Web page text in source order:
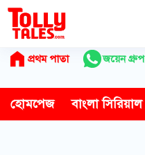
Skip
content
প্রথম পাতা জয়েন গ্রুপ
হোমপেজ বাংলা সিরিয়াল